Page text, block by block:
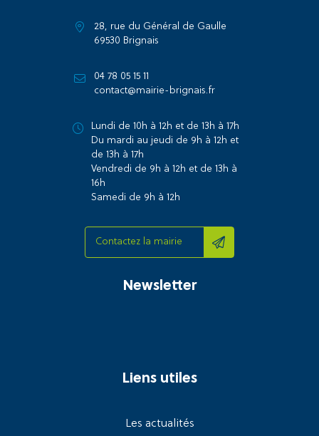
28, rue du Général de Gaulle
69530 Brignais
04 78 05 15 11
contact@mairie-brignais.fr
Lundi de 10h à 12h et de 13h à 17h
Du mardi au jeudi de 9h à 12h et
de 13h à 17h
Vendredi de 9h à 12h et de 13h à
16h
Samedi de 9h à 12h
Contactez la mairie
Newsletter
Liens utiles
Les actualités